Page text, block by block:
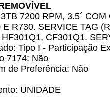
7200 RPM, 3.5´
E R730. SERVICE TAG
CF301Q1.
Tipo I - Participação
7174: Não
de Preferência: Não
UNIDADE